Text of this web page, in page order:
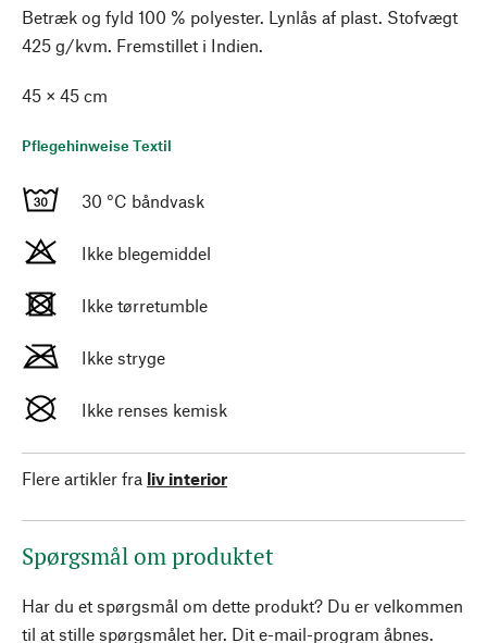
Betræk og fyld 100 % polyester. Lynlås af plast. Stofvægt
425 g/kvm. Fremstillet i Indien.
45 × 45 cm
Pflegehinweise Textil
30 °C båndvask
Ikke blegemiddel
Ikke tørretumble
Ikke stryge
Ikke renses kemisk
Flere artikler fra liv interior
Spørgsmål om produktet
Har du et spørgsmål om dette produkt? Du er velkommen
til at stille spørgsmålet her. Dit e-mail-program åbnes.